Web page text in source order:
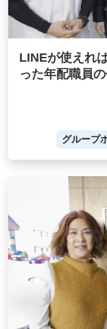
LINEが使えれ
った年配職員
グループ